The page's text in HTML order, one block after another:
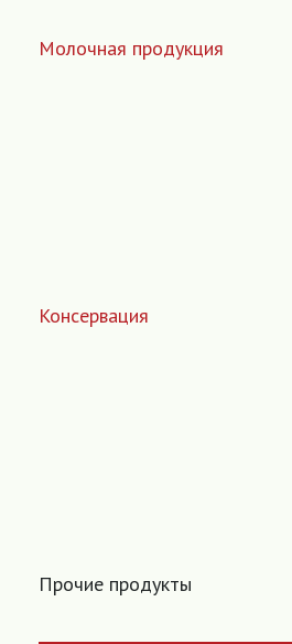
Молочная продукция
Консервация
Прочие продукты